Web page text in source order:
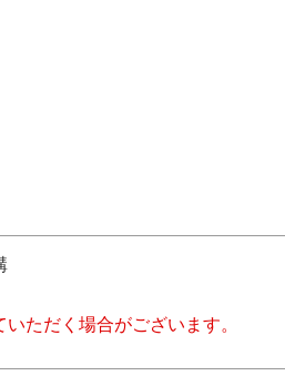
ただく場合がございます。